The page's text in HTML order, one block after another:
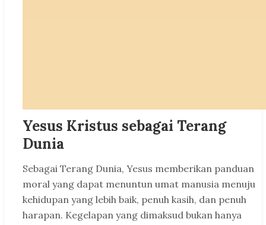
Yesus Kristus sebagai Terang
Dunia
Sebagai Terang Dunia, Yesus memberikan panduan
moral yang dapat menuntun umat manusia menuju
kehidupan yang lebih baik, penuh kasih, dan penuh
harapan. Kegelapan yang dimaksud bukan hanya